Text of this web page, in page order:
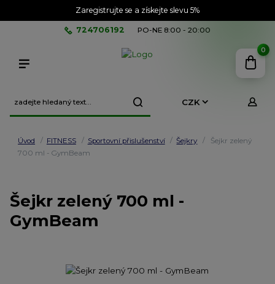
Zaregistrujte se a získejte slevu 5%
CZK
724706192 PO-NE 8:00 - 20:00
0
Úvod FITNESS Sportovní přislušenství Šejkry
Šejkr zelený
700 ml - GymBeam
Šejkr zelený 700 ml -
GymBeam